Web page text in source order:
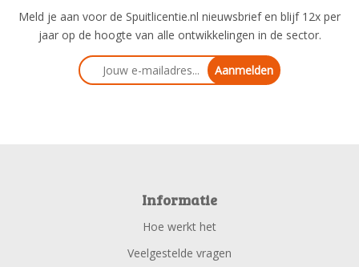
Meld je aan voor de Spuitlicentie.nl nieuwsbrief en blijf 12x per
jaar op de hoogte van alle ontwikkelingen in de sector.
Aanmelden
Informatie
Hoe werkt het
Veelgestelde vragen